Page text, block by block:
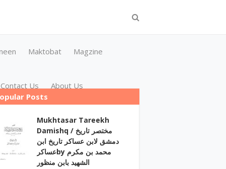
Maktobat Magzine
Contact Us About Us
Posts
Mukhtasar Tareekh
Damishq ‎/ مختصر تاریخ
دمشق لابن عساکر تاریخ ابن
عساکرby ‎محمد بن مکرم
الشھید بابن منظور